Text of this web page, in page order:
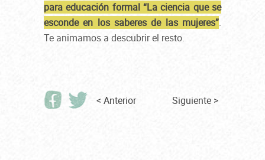
para educación formal “La ciencia que se
esconde en los saberes de las mujeres”.
Te animamos a descubrir el resto.
< Anterior Siguiente >